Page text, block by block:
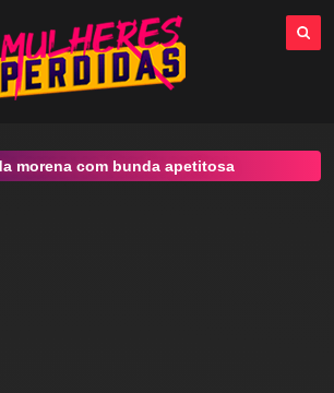
morena com bunda apetitosa